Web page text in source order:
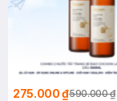
275.000 ₫590.000 ₫